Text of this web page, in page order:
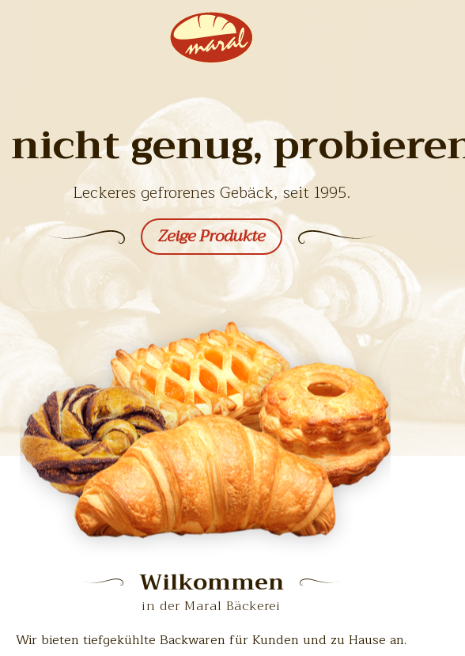
genug,
Leckeres gefrorenes Gebäck, seit 1995.
Zeige Produkte
Wilkommen
in der Maral Bäckerei
Wir bieten tiefgekühlte Backwaren für Kunden und zu Hause an.